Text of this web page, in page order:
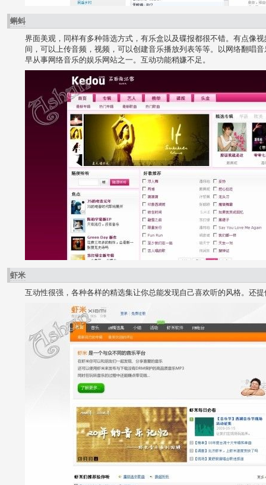
蝌蚪
界面美观，同样有多种筛选方式，有乐盒以及碟报都很不错。有点像
间，可以上传音频，视频，可以创建音乐播放列表等等。以网络翻唱
早从事网络音乐的娱乐网站之一。互动功能稍嫌不足。
虾米
互动性很强，各种各样的精选集让你总能发现自己喜欢听的风格。还